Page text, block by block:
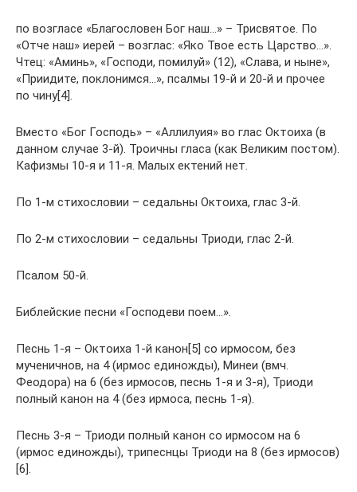
по возгласе «Благословен Бог наш…» – Трисвятое. По
«Отче наш» иерей – возглас: «Яко Твое есть Царство…».
Чтец: «Аминь», «Господи, помилуй» (12), «Слава, и ныне»,
«Приидите, поклонимся…», псалмы 19-й и 20-й и прочее
по чину[4].
Вместо «Бог Господь» – «Аллилуия» во глас Октоиха (в
данном случае 3-й). Троичны гласа (как Великим постом).
Кафизмы 10-я и 11-я. Малых ектений нет.
По 1-м стихословии – седальны Октоиха, глас 3-й.
По 2-м стихословии – седальны Триоди, глас 2-й.
Псалом 50-й.
Библейские песни «Господеви поем…».
Песнь 1-я – Октоиха 1-й канон[5] со ирмосом, без
мученичнов, на 4 (ирмос единожды), Минеи (вмч.
Феодора) на 6 (без ирмосов, песнь 1-я и 3-я), Триоди
полный канон на 4 (без ирмоса, песнь 1-я).
Песнь 3-я – Триоди полный канон со ирмосом на 6
(ирмос единожды), трипеснцы Триоди на 8 (без ирмосов)
[6].